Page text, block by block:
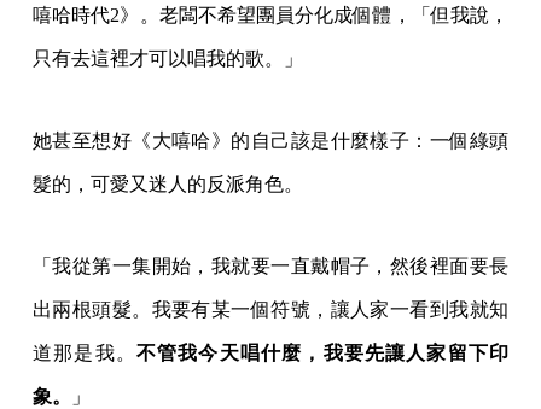
嘻哈時代2》。老闆不希望團員分化成個體，「但我說，
只有去這裡才可以唱我的歌。」
她甚至想好《大嘻哈》的自己該是什麼樣子：一個綠頭
髮的，可愛又迷人的反派角色。
「我從第一集開始，我就要一直戴帽子，然後裡面要長
出兩根頭髮。我要有某一個符號，讓人家一看到我就知
道那是我。 不管我今天唱什麼，我要先讓人家留下印
象。 」